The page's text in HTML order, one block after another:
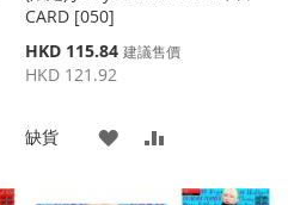
CARD [050]
特
殊
HKD 115.84 建議售價
HKD 121.92
缺貨
添